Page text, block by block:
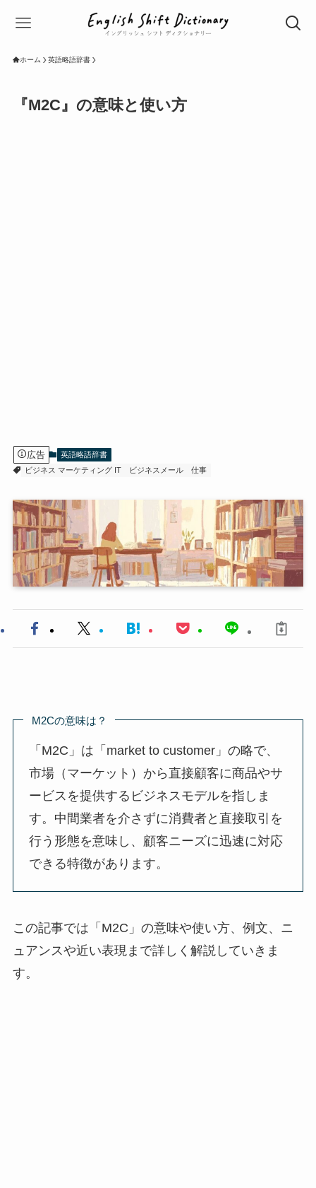
ホーム 英語略語辞書
『M2C』の意味と使い方
広告
英語略語辞書
ビジネス マーケティング IT
ビジネスメール 仕事
M2Cの意味は？
「M2C」は「market to customer」の略で、
市場（マーケット）から直接顧客に商品やサ
ービスを提供するビジネスモデルを指しま
す。中間業者を介さずに消費者と直接取引を
行う形態を意味し、顧客ニーズに迅速に対応
できる特徴があります。
この記事では「M2C」の意味や使い方、例文、ニ
ュアンスや近い表現まで詳しく解説していきま
す。